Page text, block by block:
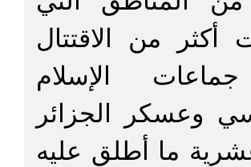
أكثر من الاقتتال
الإسلام
وعسكر الجزائر
عشرية ما أطلق عليه